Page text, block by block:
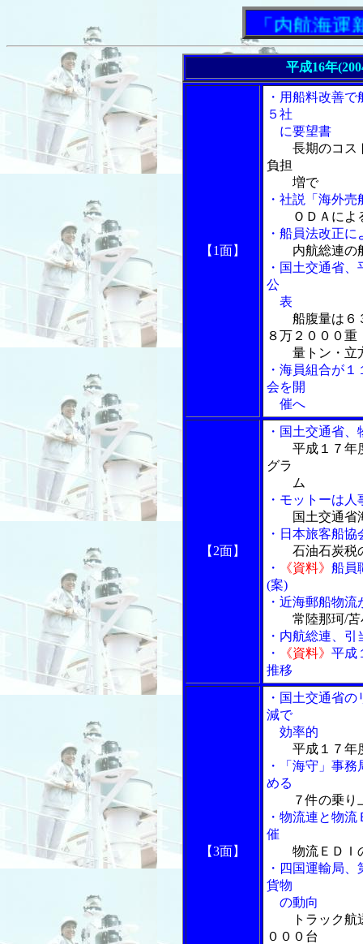
「内航海運新聞
平成16年
【1面】
・用船料改善
５社
に要望書
長期のコス
負担
増で
・社説「海外
ＯＤＡによ
・船員法改正
内航総連の
・国土交通省
公
表
船腹量は６
８万２０００重
量トン・立
・海員組合が
会を開
催へ
【2面】
・国土交通省
平成１７年
グラ
ム
・モットーは
国土交通
・日本旅客船
石油石炭税
・
《資料》 船員
(案)
・近海郵船物
常陸那珂/
・内航総連、
・
《資料》 平成
推移
【3面】
・国土交通省
減で
効率的
平成１７年
・「海守」事
める
７件の乗り
・物流連と物
催
物流ＥＤＩ
・四国運輸局
貨物
の動向
トラック航
０００台